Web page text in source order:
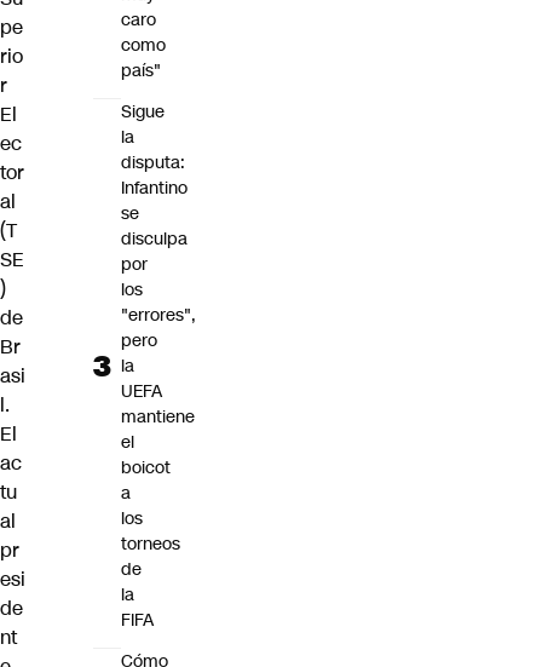
pe
rio
r
El
ec
tor
al
(T
SE
)
de
Br
asi
l.
El
ac
tu
al
pr
esi
de
nt
caro
como
país"
Sigue
la
disputa:
Infantino
se
disculpa
por
los
"errores",
pero
la
UEFA
mantiene
el
boicot
a
los
torneos
de
la
FIFA
Cómo